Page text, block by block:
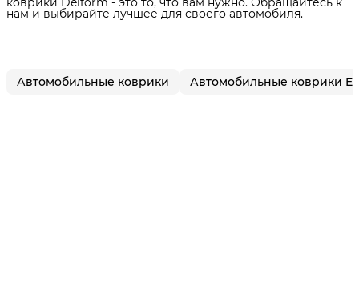
нам и выбирайте лучшее для своего автомобиля.
Автомобильные коврики Автомобильные коврики